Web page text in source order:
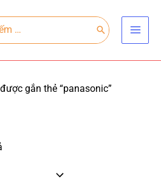
gắn thẻ “panasonic”